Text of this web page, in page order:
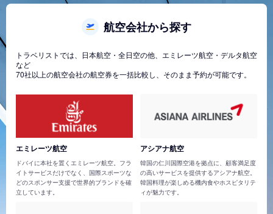
航空会社から探す
トラベリストでは、日本航空・全日空の他、エミレーツ航空・デルタ航空
など
70社以上の航空会社の航空券を一括比較し、そのまま予約が可能です。
エミレーツ航空
ドバイに本社を置くエミレーツ航空。フラ
イトサービスだけでなく、国際スポーツな
どのスポンサー支援で世界的ブランドを確
立しています。
アシアナ航空
韓国の仁川国際空港を拠点に、顧客満足度
の高いサービスを提供するアシアナ航空。
韓国料理が楽しめる機内食やホスピタリテ
ィが魅力です。